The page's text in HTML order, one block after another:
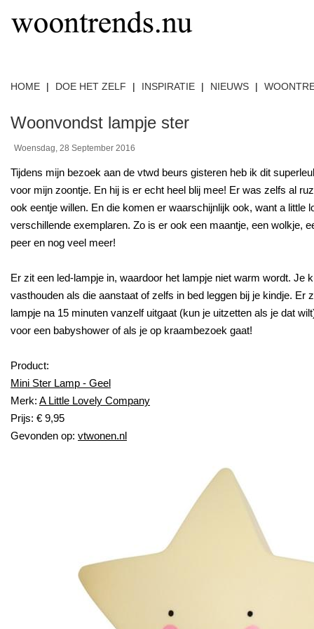
HOME | DOE HET ZELF | INSPIRATIE | NIEUWS |
Woonvondst lampje ster
Woensdag, 28 September 2016
Tijdens mijn bezoek aan de vtwd beurs gisteren heb ik dit
voor mijn zoontje. En hij is er echt heel blij mee! Er was zelfs al
ook eentje willen. En die komen er waarschijnlijk ook, want a little
verschillende exemplaren. Zo is er ook een maantje, een wolkje,
peer en nog veel meer!
Er zit een led-lampje in, waardoor het lampje niet warm wordt. Je
vasthouden als die aanstaat of zelfs in bed leggen bij je kindje. Er
lampje na 15 minuten vanzelf uitgaat (kun je uitzetten als je dat
voor een babyshower of als je op kraambezoek gaat!
Product:
Mini Ster Lamp - Geel
Merk: A Little Lovely Company
Prijs: € 9,95
Gevonden op: vtwonen.nl